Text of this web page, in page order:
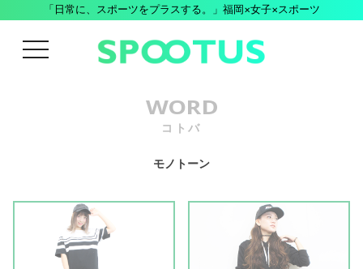
「日常に、スポーツをプラスする。」福岡×女子×スポーツ
menu
WORD
コトバ
モノトーン